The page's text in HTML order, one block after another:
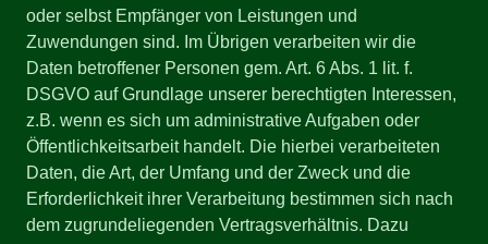
oder selbst Empfänger von Leistungen und
Zuwendungen sind. Im Übrigen verarbeiten wir die
Daten betroffener Personen gem. Art. 6 Abs. 1 lit. f.
DSGVO auf Grundlage unserer berechtigten Interessen,
z.B. wenn es sich um administrative Aufgaben oder
Öffentlichkeitsarbeit handelt. Die hierbei verarbeiteten
Daten, die Art, der Umfang und der Zweck und die
Erforderlichkeit ihrer Verarbeitung bestimmen sich nach
dem zugrundeliegenden Vertragsverhältnis. Dazu